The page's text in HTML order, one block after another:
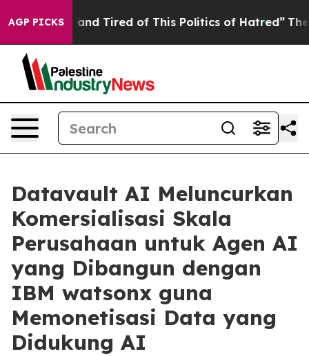
AGP PICKS
Sick and Tired of This Politics of Hatred” The Story
Datavault AI Meluncurkan
Komersialisasi Skala
Perusahaan untuk Agen AI
yang Dibangun dengan
IBM watsonx guna
Memonetisasi Data yang
Didukung AI